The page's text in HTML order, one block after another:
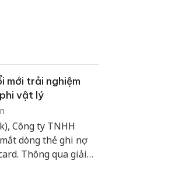
mới trải nghiệm
vật lý
Công ty TNHH
dòng thẻ ghi nợ
Thông qua giải